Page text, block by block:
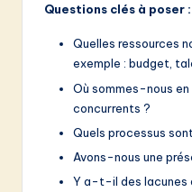
Questions clés à poser :
Quelles ressources
exemple : budget,
Où sommes-nous
concurrents ?
Quels processus
Avons-nous une
Y a-t-il des lacunes